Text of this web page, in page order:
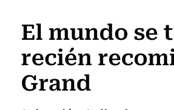
El mundo se
recién
Grand